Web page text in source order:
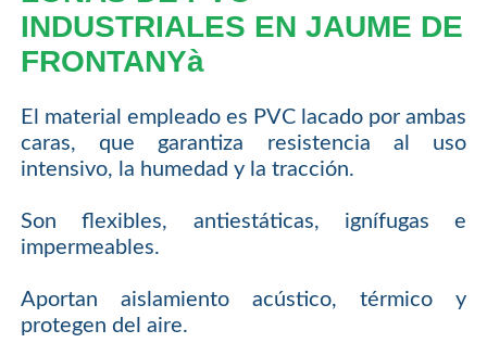
INDUSTRIALES EN JAUME DE
FRONTANYà
El material empleado es PVC lacado por ambas
caras, que garantiza resistencia al uso
intensivo, la humedad y la tracción.
Son flexibles, antiestáticas, ignífugas e
impermeables.
Aportan aislamiento acústico, térmico y
protegen del aire.